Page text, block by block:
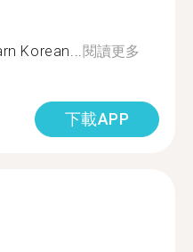
Korean...閱讀更多
下載APP